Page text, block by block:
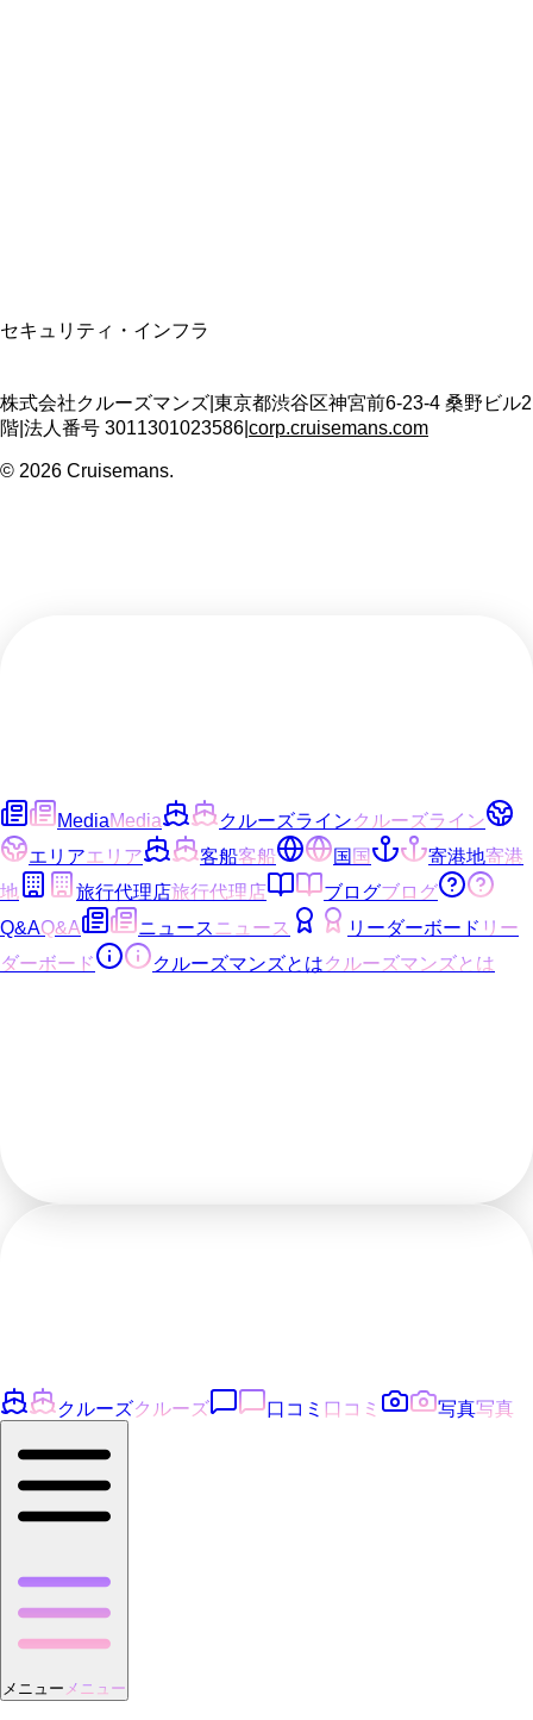
セキュリティ・インフラ
株式会社クルーズマンズ 東京都渋谷区神宮前6-23-4 桑野ビル2
階 法人番号 3011301023586 corp.cruisemans.com
© 2026 Cruisemans.
MediaMedia クルーズラインクルーズライン
エリアエリア 客船客船 国国 寄港地寄港
地
旅行代理店旅行代理店 ブログブログ
Q&AQ&A ニュース ニュース リーダーボード リー
ダーボード
クルーズマンズとはクルーズマンズとは
クルーズクルーズ 口コミ 口コミ 写真写真
メニュー メニュー